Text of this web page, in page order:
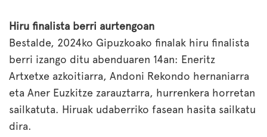
Hiru finalista berri aurtengoan
Bestalde, 2024ko Gipuzkoako finalak hiru finalista
berri izango ditu abenduaren 14an: Eneritz
Artxetxe azkoitiarra, Andoni Rekondo hernaniarra
eta Aner Euzkitze zarauztarra, hurrenkera horretan
sailkatuta. Hiruak udaberriko fasean hasita sailkatu
dira.